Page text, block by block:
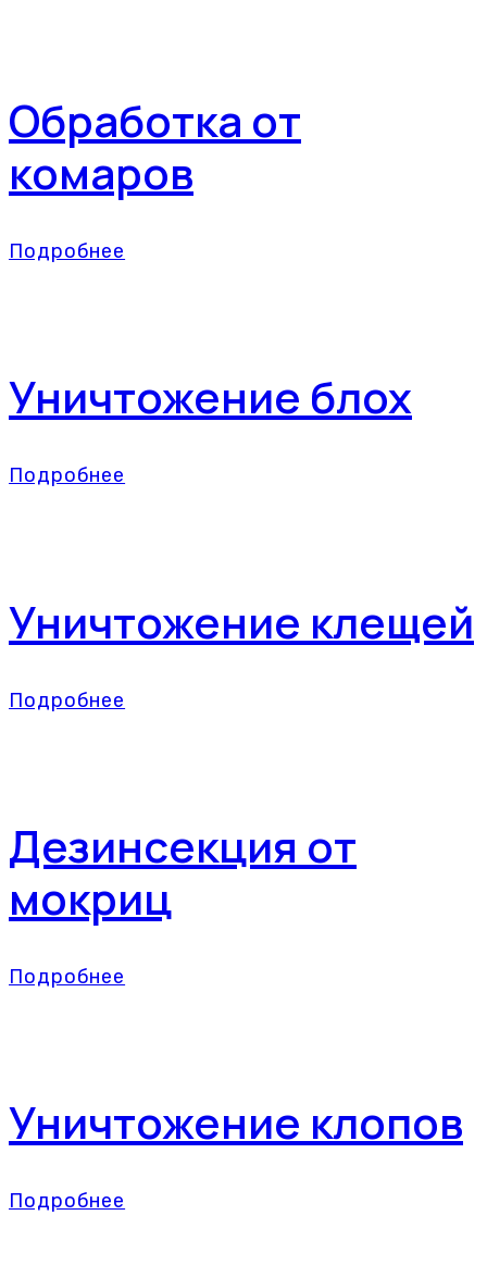
Обработка от
комаров
Подробнее
Уничтожение блох
Подробнее
Уничтожение клещей
Подробнее
Дезинсекция от
мокриц
Подробнее
Уничтожение клопов
Подробнее